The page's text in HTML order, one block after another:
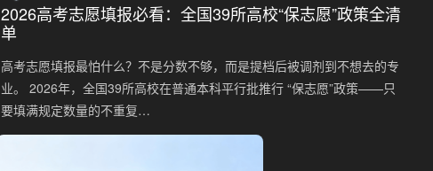
2026高考志愿填报必看：全国39所高校“保志愿”政策全清
单
高考志愿填报最怕什么？不是分数不够，而是提档后被调剂到不想去的专
业。 2026年，全国39所高校在普通本科平行批推行 “保志愿”政策——只
要填满规定数量的不重复…